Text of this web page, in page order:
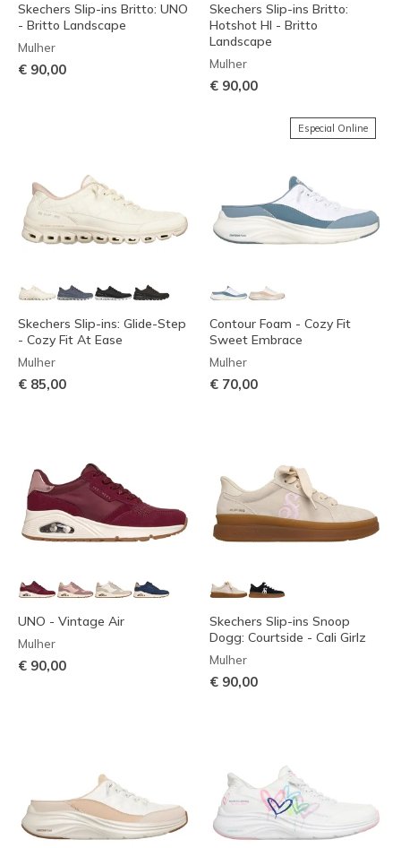
Skechers Slip-ins Britto: UNO
- Britto Landscape
Mulher
€ 90,00
Skechers Slip-ins Britto:
Hotshot HI - Britto
Landscape
Mulher
€ 90,00
Skechers Slip-ins: Glide-Step
- Cozy Fit At Ease
Mulher
€ 85,00
Especial Online
Contour Foam - Cozy Fit
Sweet Embrace
Mulher
€ 70,00
UNO - Vintage Air
Mulher
€ 90,00
Skechers Slip-ins Snoop
Dogg: Courtside - Cali Girlz
Mulher
€ 90,00